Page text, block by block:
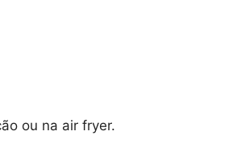
ou na air fryer.